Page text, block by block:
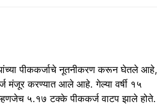
पीककर्जाचे नूतनीकरण करून घेतले आहे,
मंजूर करण्यात आले आहे. गेल्या वर्षी १५
५.१७ टक्के पीककर्ज वाटप झाले होते.